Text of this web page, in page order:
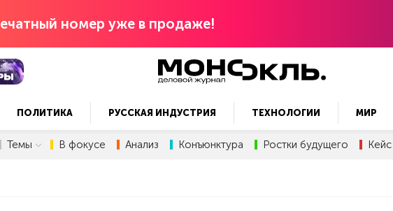
номер уже в продаже!
ПОЛИТИКА РУССКАЯ ИНДУСТРИЯ ТЕХНОЛОГИИ МИР
Темы В фокусе Анализ Конъюнктура Ростки будущего Кейс